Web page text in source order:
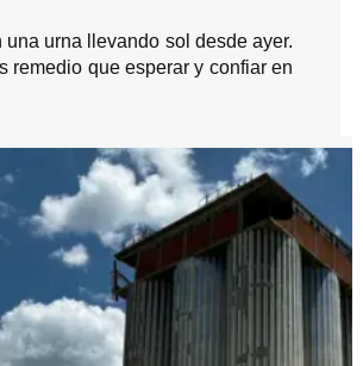
urna llevando sol desde ayer.
remedio que esperar y confiar en